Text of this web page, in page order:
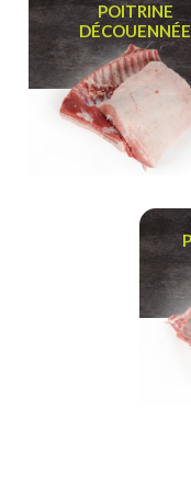
POITRINE
DÉCOUENNÉE